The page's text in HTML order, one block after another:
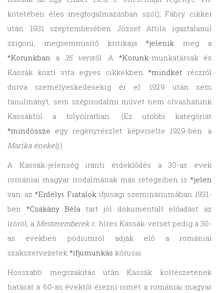
kötetében éles megfogalmazásban szól); Fábry cikkei
után 1931 szeptemberében József Attila igaztalanul
szigorú, megsemmisítő kritikája *jelenik meg a
*Korunkban a 35 versről. A *Korunk-munkatársak és
Kassák közti vita egyes cikkekben *mindkét részről
durva személyeskedésekig ér el. 1929 után sem
tanulmányt, sem szépirodalmi művet nem olvashatunk
Kassáktól a folyóiratban. (Ez utóbbi kategóriát
*mindössze egy regényrészlet képviselte 1929-ben: a
Marika énekelj.)
A Kassák-jelenség iránti érdeklődés a 30-as évek
romániai magyar irodalmának más rétegeiben is *jelen
van: az*Erdélyi Fiatalokifjúsági szemináriumában 1931-
ben *Csákány Béla tart jól dokumentált előadást az
íróról, a Mesteremberekc. híres Kassák-verset pedig a 30-
as években pódiumról adják elő a romániai
szakszervezetek *ifjúmunkás kórusai.
Hosszabb megszakítás után Kassák költészetének
hatását a 60-as évektől érezni ismét a romániai magyar